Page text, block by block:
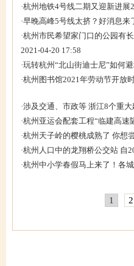
·杭州地铁4号线二期又迎新进展
·早晚高峰5号线太挤？好消息
·杭州市民希望家门口的公园有
2021-04-20 17:58
·玩转杭州“北山街迪士尼”如何
·杭州图书馆2021年劳动节开放
·涉及交通、市政等 浙江8个重
·杭州亚运会配套工程“临建高速
·杭州天子岭的樱桃成熟了 你想
·杭州人口中的龙翔桥公交站 自
·杭州中小学春假马上来了！各
1 2